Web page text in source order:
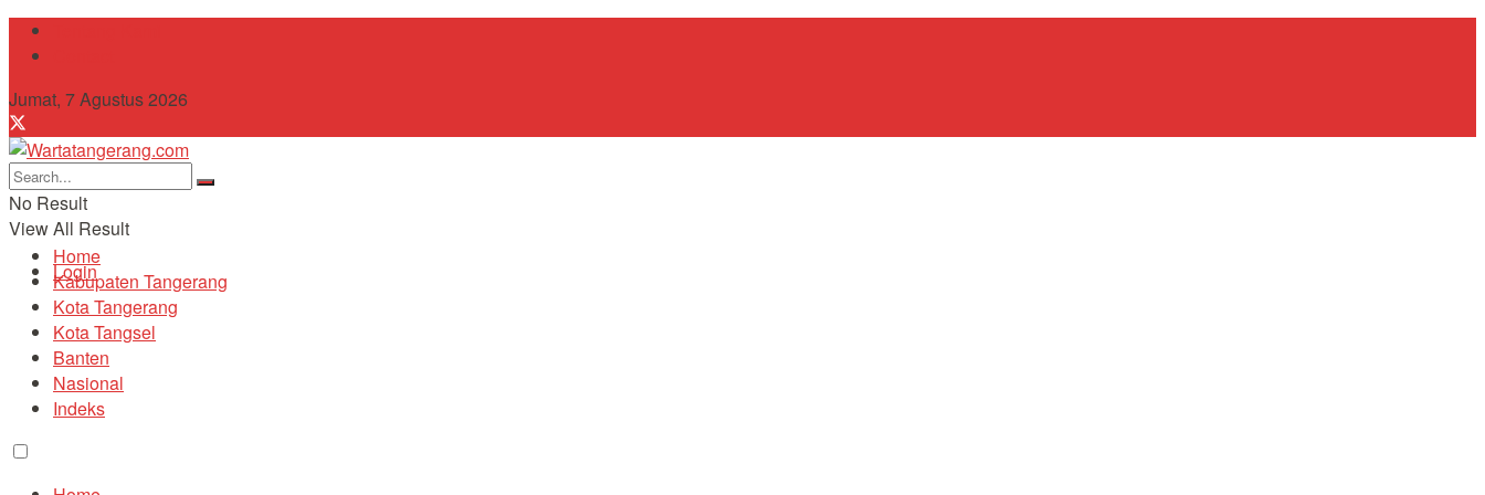
Jumat, 7 Agustus 2026
No Result
View All Result
Login
Home
Kabupaten Tangerang
Kota Tangerang
Kota Tangsel
Banten
Nasional
Indeks